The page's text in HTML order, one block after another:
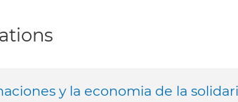
y la economia de la